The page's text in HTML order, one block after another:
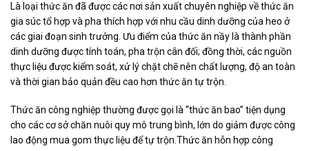
Là loại thức ăn đã được các nơi sản xuất chuyên nghiệp về thức ăn
gia súc tổ hợp và pha thích hợp với nhu cầu dinh dưỡng của heo ở
các giai đoạn sinh trưởng. Ưu điểm của thức ăn nầy là thành phần
dinh dưỡng được tính toán, pha trộn cân đối; đồng thời, các nguồn
thực liệu được kiểm soát, xử lý chặt chẽ nên chất lượng, độ an toàn
và thời gian bảo quản đều cao hơn thức ăn tự trộn.
Thức ăn công nghiệp thường được gọi là “thức ăn bao” tiện dụng
cho các cơ sở chăn nuôi quy mô trung bình, lớn do giảm được công
lao động mua gom thực liệu để tự trộn.Thức ăn hỗn hợp công